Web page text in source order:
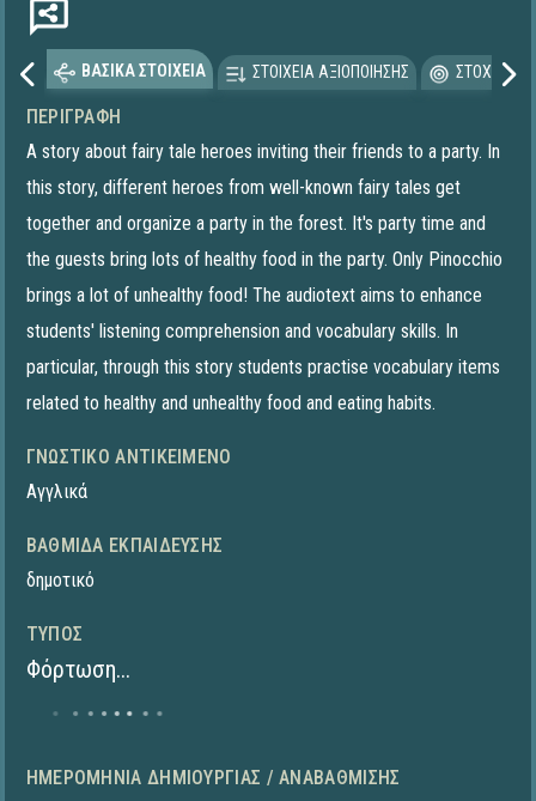
ΒΑΣΙΚΑ ΣΤΟΙΧΕΙΑ ΣΤΟΙΧΕΙΑ ΑΞΙΟΠΟΙΗΣΗΣ
ΠΕΡΙΓΡΑΦΉ
A story about fairy tale heroes inviting their friends to a party. In
this story, different heroes from well-known fairy tales get
together and organize a party in the forest. It's party time and
the guests bring lots of healthy food in the party. Only Pinocchio
brings a lot of unhealthy food! The audiotext aims to enhance
students' listening comprehension and vocabulary skills. In
particular, through this story students practise vocabulary items
related to healthy and unhealthy food and eating habits.
ΓΝΩΣΤΙΚΌ ΑΝΤΙΚΕΊΜΕΝΟ
Αγγλικά
ΒΑΘΜΊΔΑ ΕΚΠΑΊΔΕΥΣΗΣ
δημοτικό
ΤΎΠΟΣ
Φόρτωση...
ΗΜΕΡΟΜΗΝΊΑ ΔΗΜΙΟΥΡΓΊΑΣ / ΑΝΑΒΆΘΜΙΣΗΣ